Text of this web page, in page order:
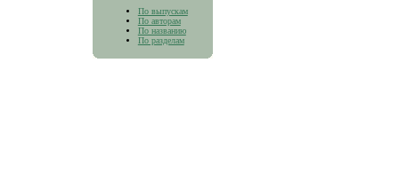
По выпускам
По авторам
По названию
По разделам